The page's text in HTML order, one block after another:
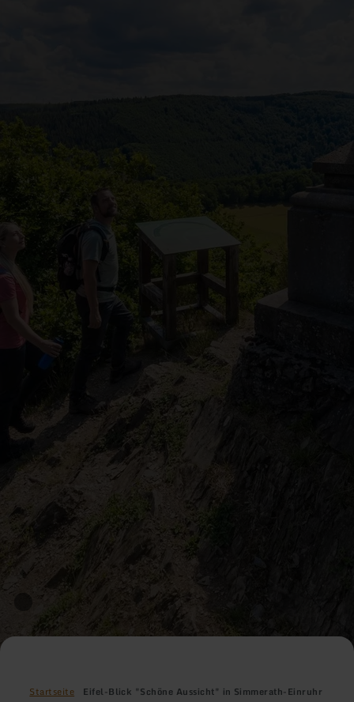
Startseite Eifel-Blick "Schöne Aussicht" in Simmerath-Einruhr